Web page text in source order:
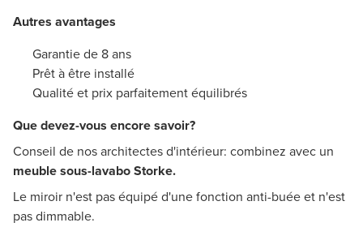
Autres avantages
Garantie de 8 ans
Prêt à être installé
Qualité et prix parfaitement équilibrés
Que devez-vous encore savoir?
Conseil de nos architectes d'intérieur: combinez avec un
meuble sous-lavabo Storke.
Le miroir n'est pas équipé d'une fonction anti-buée et n'est
pas dimmable.